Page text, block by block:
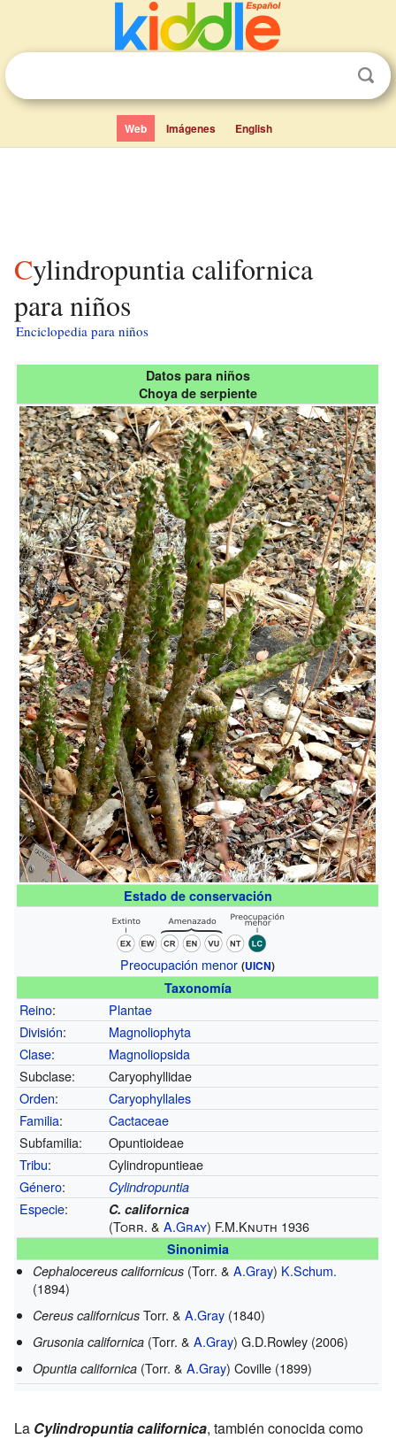
Web Imágenes English
Cylindropuntia californica
para niños
Enciclopedia para niños
Datos para niños
Choya de serpiente
Estado de conservación
Preocupación menor (UICN)
Taxonomía
Reino:
Plantae
División:
Magnoliophyta
Clase:
Magnoliopsida
Subclase:
Caryophyllidae
Orden:
Caryophyllales
Familia:
Cactaceae
Subfamilia:
Opuntioideae
Tribu:
Cylindropuntieae
Género: Cylindropuntia
Especie: C. californica
(Torr. &A.Gray) F.M.Knuth 1936
Sinonimia
Cephalocereus californicus (Torr. & A.Gray) K.Schum.
(1894)
Cereus californicus Torr. & A.Gray(1840)
Grusonia californica (Torr. & A.Gray) G.D.Rowley (2006)
Opuntia californica (Torr. & A.Gray) Coville (1899)
La Cylindropuntia californica, también conocida como